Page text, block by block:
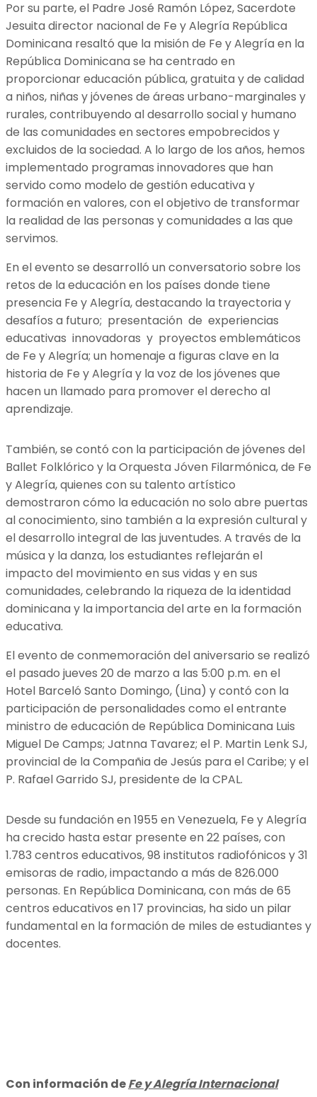
Por su parte, el Padre José Ramón López, Sacerdote
Jesuita director nacional de Fe y Alegría República
Dominicana resaltó que la misión de Fe y Alegría en la
República Dominicana se ha centrado en
proporcionar educación pública, gratuita y de calidad
a niños, niñas y jóvenes de áreas urbano-marginales y
rurales, contribuyendo al desarrollo social y humano
de las comunidades en sectores empobrecidos y
excluidos de la sociedad. A lo largo de los años, hemos
implementado programas innovadores que han
servido como modelo de gestión educativa y
formación en valores, con el objetivo de transformar
la realidad de las personas y comunidades a las que
servimos.
En el evento se desarrolló un conversatorio sobre los
retos de la educación en los países donde tiene
presencia Fe y Alegría, destacando la trayectoria y
desafíos a futuro; presentación de experiencias
educativas innovadoras y proyectos emblemáticos
de Fe y Alegría; un homenaje a figuras clave en la
historia de Fe y Alegría y la voz de los jóvenes que
hacen un llamado para promover el derecho al
aprendizaje.
También, se contó con la participación de jóvenes del
Ballet Folklórico y la Orquesta Jóven Filarmónica, de Fe
y Alegría, quienes con su talento artístico
demostraron cómo la educación no solo abre puertas
al conocimiento, sino también a la expresión cultural y
el desarrollo integral de las juventudes. A través de la
música y la danza, los estudiantes reflejarán el
impacto del movimiento en sus vidas y en sus
comunidades, celebrando la riqueza de la identidad
dominicana y la importancia del arte en la formación
educativa.
El evento de conmemoración del aniversario se realizó
el pasado jueves 20 de marzo a las 5:00 p.m. en el
Hotel Barceló Santo Domingo, (Lina) y contó con la
participación de personalidades como el entrante
ministro de educación de República Dominicana Luis
Miguel De Camps; Jatnna Tavarez; el P. Martin Lenk SJ,
provincial de la Compañia de Jesús para el Caribe; y el
P. Rafael Garrido SJ, presidente de la CPAL.
Desde su fundación en 1955 en Venezuela, Fe y Alegría
ha crecido hasta estar presente en 22 países, con
1.783 centros educativos, 98 institutos radiofónicos y 31
emisoras de radio, impactando a más de 826.000
personas. En República Dominicana, con más de 65
centros educativos en 17 provincias, ha sido un pilar
fundamental en la formación de miles de estudiantes y
docentes.
Con información deFe y Alegría Internacional